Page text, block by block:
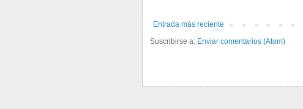
Entrada más reciente
Suscribirse a: Enviar comentarios (Atom)